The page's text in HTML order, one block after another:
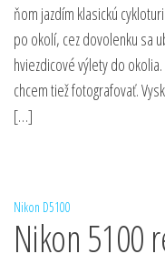
ňom jazdím klasickú
po okolí, cez dovolenku sa
hviezdicové výlety do
chcem tiež fotografovať.
[…]
Nikon D5100
Nikon 5100